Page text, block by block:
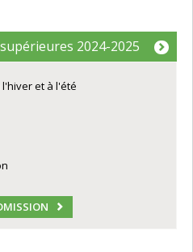
2024-2025
et à l'été